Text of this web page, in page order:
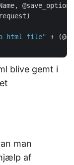
html file"
blive gemt i
man
af